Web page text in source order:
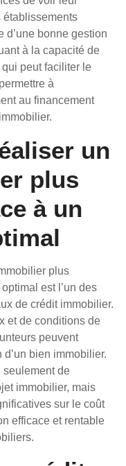
établissements
d’une bonne gestion
à la capacité de
qui peut faciliter le
à
au financement
un
plus
à un
plus
est l’un des
de crédit immobilier.
et de conditions de
peuvent
bien immobilier.
seulement de
immobilier, mais
sur le coût
efficace et rentable